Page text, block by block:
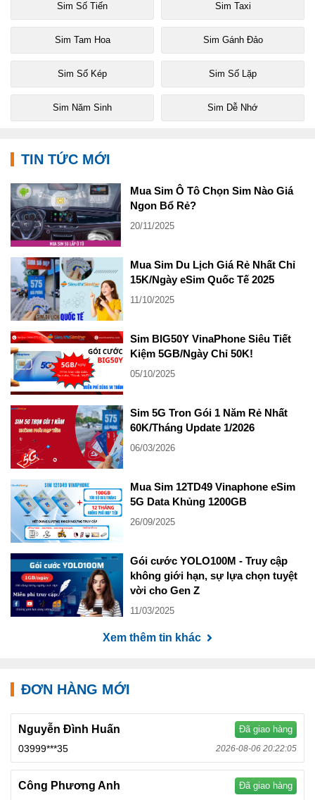
Sim Số Tiến Sim Taxi
Sim Tam Hoa Sim Gánh Đảo
Sim Số Kép Sim Số Lặp
Sim Năm Sinh Sim Dễ Nhớ
TIN TỨC MỚI
Mua Sim Ô Tô Chọn Sim Nào Giá
Ngon Bổ Rẻ?
20/11/2025
Mua Sim Du Lịch Giá Rẻ Nhất Chỉ
15K/Ngày eSim Quốc Tế 2025
11/10/2025
Sim BIG50Y VinaPhone Siêu Tiết
Kiệm 5GB/Ngày Chỉ 50K!
05/10/2025
Sim 5G Tron Gói 1 Năm Rẻ Nhất
60K/Tháng Update 1/2026
06/03/2026
Mua Sim 12TD49 Vinaphone eSim
5G Data Khủng 1200GB
26/09/2025
Gói cước YOLO100M - Truy cập
không giới hạn, sự lựa chọn tuyệt
vời cho Gen Z
11/03/2025
Xem thêm tin khác
ĐƠN HÀNG MỚI
Nguyễn Đình Huấn Đã giao hàng
03999***35 2026-08-06 20:22:05
Công Phương Anh Đã giao hàng